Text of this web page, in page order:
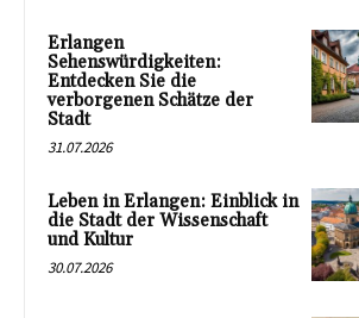
Erlangen
Sehenswürdigkeiten:
Entdecken Sie die
verborgenen Schätze der
Stadt
31.07.2026
Leben in Erlangen: Einblick in
die Stadt der Wissenschaft
und Kultur
30.07.2026